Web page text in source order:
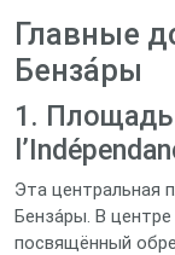
Главные
Бенза́ры
1. Площадь
Эта центральная
Бенза́ры. В
посвящённый